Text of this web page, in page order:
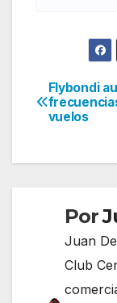
de
Flybondi
vuelos
Por
Juan
Club